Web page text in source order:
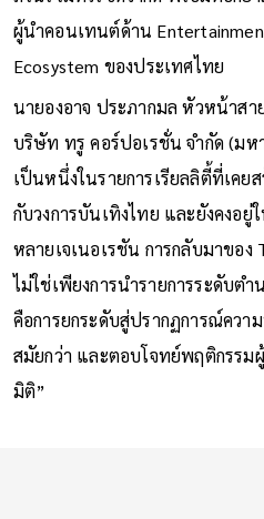
ผู้นำคอนเทนต์ด้าน
Ecosystem ของประเทศไทย
นายองอาจ ประภากมล หัวหน้าส
บริษัท ทรู คอร์ปอเรชั่น จำกัด (มห
เป็นหนึ่งในรายการเรียลลิตี้ที่เคย
กับวงการบันเทิงไทย และยังคงอยู่
หลายเจเนอเรชัน การกลับมาของ
ไม่ใช่เพียงการนำรายการระดับต
คือการยกระดับสู่ปรากฏการณ์คว
สมัยกว่า และตอบโจทย์พฤติกรรม
มิติ”